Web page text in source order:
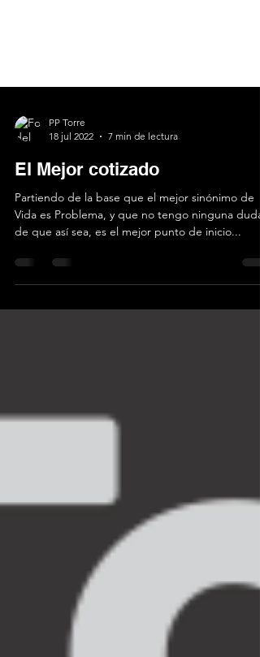
18 jul 2022
7 min de lectura
El Mejor cotizado
Partiendo de la base que el mejor sinónimo de
de que así sea, es el mejor punto de inicio...